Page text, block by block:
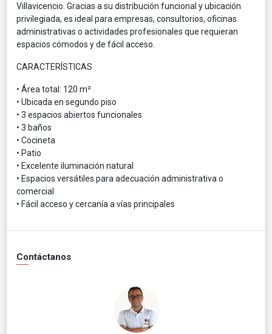
Villavicencio. Gracias a su distribución funcional y ubicación
privilegiada, es ideal para empresas, consultorios, oficinas
administrativas o actividades profesionales que requieran
espacios cómodos y de fácil acceso.
CARACTERÍSTICAS
• Área total: 120 m²
• Ubicada en segundo piso
• 3 espacios abiertos funcionales
• 3 baños
• Cocineta
• Patio
• Excelente iluminación natural
• Espacios versátiles para adecuación administrativa o
comercial
• Fácil acceso y cercanía a vías principales
Contáctanos